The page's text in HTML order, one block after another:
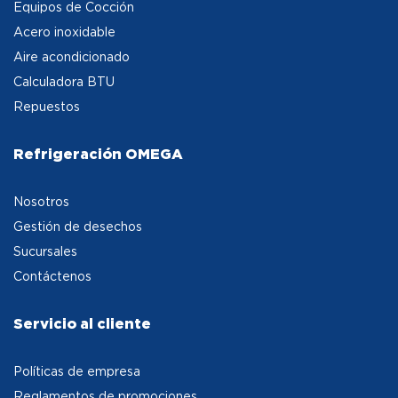
Equipos de Cocción
Acero inoxidable
Aire acondicionado
Calculadora BTU
Repuestos
Refrigeración OMEGA
Nosotros
Gestión de desechos
Sucursales
Contáctenos
Servicio al cliente
Políticas de empresa